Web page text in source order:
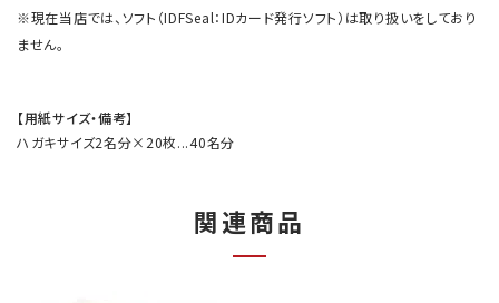
※現在当店では、ソフト（IDFSeal：IDカード発行ソフト）は取り扱いをしており
ません。
【用紙サイズ・備考】
ハガキサイズ2名分×20枚...40名分
関連商品